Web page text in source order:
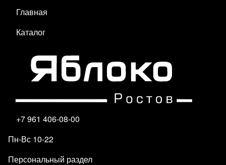
Главная
Каталог
+7 961 406-08-00
Пн-Вс 10-22
Персональный раздел